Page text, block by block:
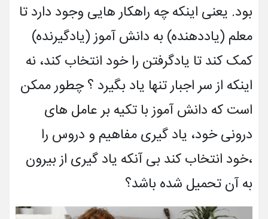
بود. یعنی اینکه چه راهکار هایی وجود دارد تا
معلم (یاددهنده) به دانش آموز (یادگیرنده)
کمک کند تا یادگرفتن را خود انتخاب کند، نه
اینکه از سر اجبار تنها یاد بگیرد ؟ چطور ممکن
است که دانش آموز با تکیه بر عامل های
درونی خود، یاد گیری مفاهیم و دروس را
،خود انتخاب کند بی آنکه یاد گیری از بیرون
به آن تحمیل شده باشد؟